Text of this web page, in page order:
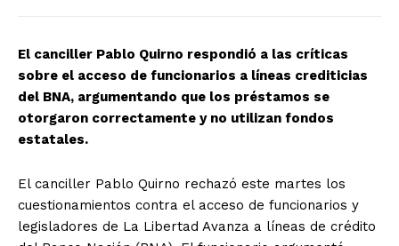
El canciller Pablo Quirno respondió a las críticas
sobre el acceso de funcionarios a líneas crediticias
del BNA, argumentando que los préstamos se
otorgaron correctamente y no utilizan fondos
estatales.
El canciller Pablo Quirno rechazó este martes los
cuestionamientos contra el acceso de funcionarios y
legisladores de La Libertad Avanza a líneas de crédito